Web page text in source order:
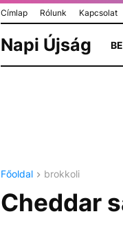
Címlap Rólunk Kapcsolat
Napi Újság
Főoldal brokkoli
Cheddar